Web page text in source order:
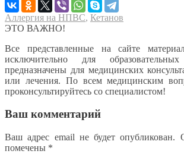
Аллергия на НПВС, Кетанов
ЭТО ВАЖНО!
Все представленные на сайте
исключительно для
предназначены для медицинских
или лечения. По всем медицинским
проконсультируйтесь со специалистом!
Ваш комментарий
Ваш адрес email не будет опубликован.
помечены *